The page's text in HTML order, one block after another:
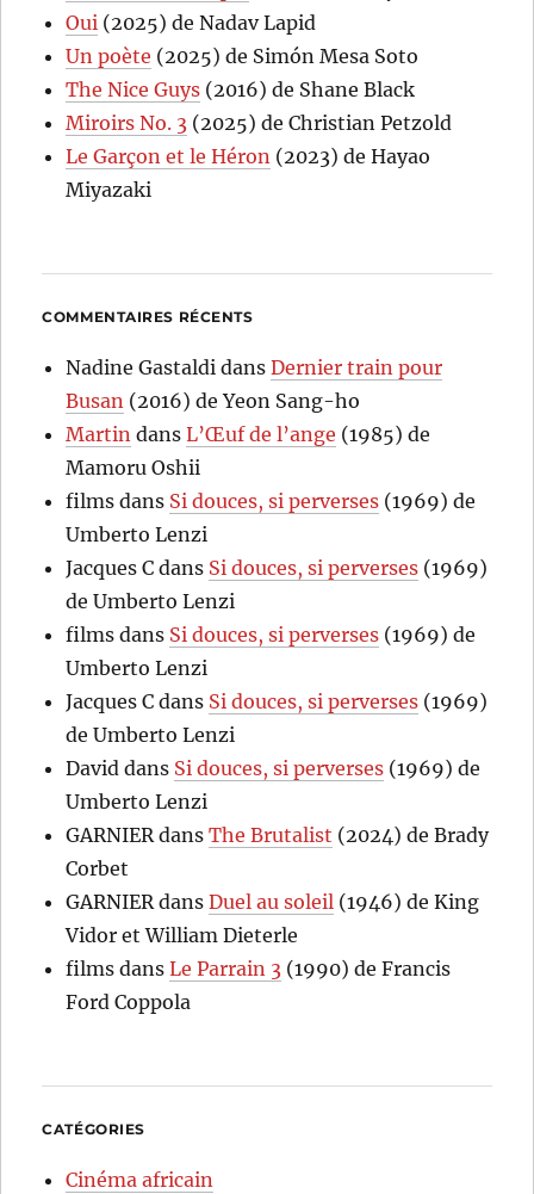
Oui (2025) de Nadav Lapid
Un poète (2025) de Simón Mesa Soto
The Nice Guys (2016) de Shane Black
Miroirs No. 3 (2025) de Christian Petzold
Le Garçon et le Héron (2023) de Hayao
Miyazaki
COMMENTAIRES RÉCENTS
Nadine Gastaldi dansDernier train pour
Busan (2016) de Yeon Sang-ho
Martin dansL’Œuf de l’ange (1985) de
Mamoru Oshii
films dans Si douces, si perverses (1969) de
Umberto Lenzi
Jacques C dans Si douces, si perverses (1969)
de Umberto Lenzi
films dans Si douces, si perverses (1969) de
Umberto Lenzi
Jacques C dans Si douces, si perverses (1969)
de Umberto Lenzi
David dans Si douces, si perverses (1969) de
Umberto Lenzi
GARNIERdansThe Brutalist (2024) de Brady
Corbet
GARNIERdansDuel au soleil (1946) de King
Vidor et William Dieterle
films dansLe Parrain 3 (1990) de Francis
Ford Coppola
CATÉGORIES
Cinéma africain